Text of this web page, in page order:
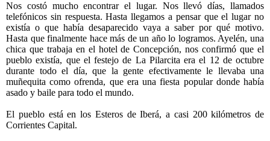
Nos costó mucho encontrar el lugar. Nos llevó días, llamados
telefónicos sin respuesta. Hasta llegamos a pensar que el lugar no
existía o que había desaparecido vaya a saber por qué motivo.
Hasta que finalmente hace más de un año lo logramos. Ayelén, una
chica que trabaja en el hotel de Concepción, nos confirmó que el
pueblo existía, que el festejo de La Pilarcita era el 12 de octubre
durante todo el día, que la gente efectivamente le llevaba una
muñequita como ofrenda, que era una fiesta popular donde había
asado y baile para todo el mundo.
El pueblo está en los Esteros de Iberá, a casi 200 kilómetros de
Corrientes Capital.